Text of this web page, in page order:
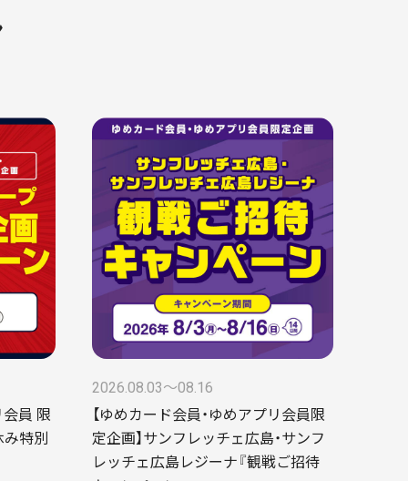
会員 限
み特別
2026.08.03〜08.16
【ゆめカード会員・ゆめアプリ会員限
定企画】サンフレッチェ広島・サンフ
レッチェ広島レジーナ『観戦ご招待